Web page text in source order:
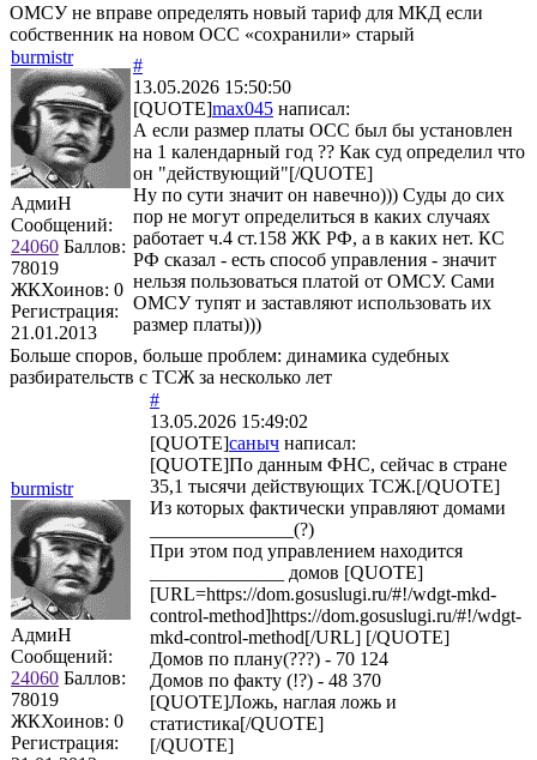
ОМСУ не вправе определять новый тариф для МКД если
собственник на новом ОСС «сохранили» старый
burmistr
АдмиН
Сообщений:
24060 Баллов:
78019
ЖКХоинов: 0
Регистрация:
21.01.2013
#
13.05.2026 15:50:50
[QUOTE]max045 написал:
А если размер платы ОСС был бы установлен
на 1 календарный год ?? Как суд определил что
он "действующий"[/QUOTE]
Ну по сути значит он навечно))) Суды до сих
пор не могут определиться в каких случаях
работает ч.4 ст.158 ЖК РФ, а в каких нет. КС
РФ сказал - есть способ управления - значит
нельзя пользоваться платой от ОМСУ. Сами
ОМСУ тупят и заставляют использовать их
размер платы)))
Больше споров, больше проблем: динамика судебных
разбирательств с ТСЖ за несколько лет
burmistr
АдмиН
Сообщений:
24060 Баллов:
78019
ЖКХоинов: 0
Регистрация:
#
13.05.2026 15:49:02
[QUOTE]саныч написал:
[QUOTE]По данным ФНС, сейчас в стране
35,1 тысячи действующих ТСЖ.[/QUOTE]
Из которых фактически управляют домами
_______________(?)
При этом под управлением находится
______________ домов [QUOTE]
[URL=https://dom.gosuslugi.ru/#!/wdgt-mkd-
control-method]https://dom.gosuslugi.ru/#!/wdgt-
mkd-control-method[/URL] [/QUOTE]
Домов по плану(???) - 70 124
Домов по факту (!?) - 48 370
[QUOTE]Ложь, наглая ложь и
статистика[/QUOTE]
[/QUOTE]